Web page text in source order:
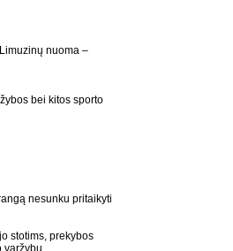
nuoma –
bei kitos sporto
nesunku pritaikyti
stotims, prekybos
varžybų